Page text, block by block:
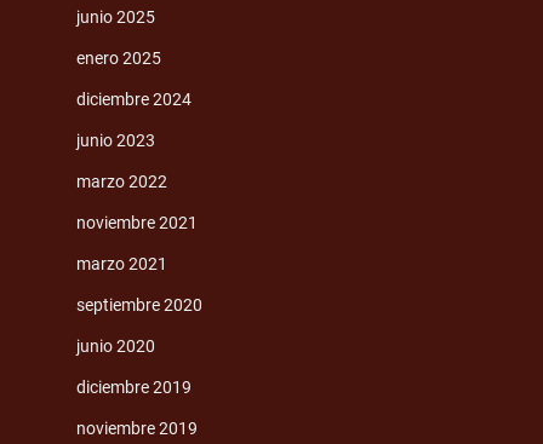
junio 2025
enero 2025
diciembre 2024
junio 2023
marzo 2022
noviembre 2021
marzo 2021
septiembre 2020
junio 2020
diciembre 2019
noviembre 2019